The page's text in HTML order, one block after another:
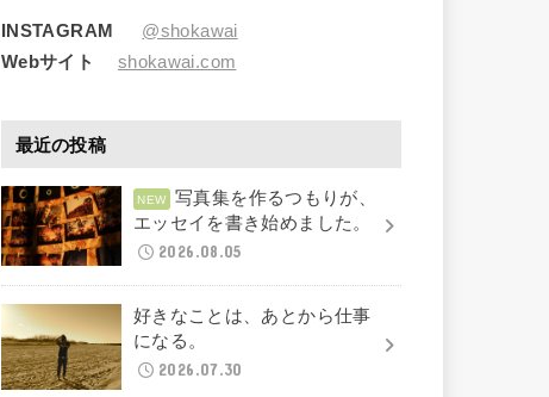
INSTAGRAM
@shokawai
Webサイト
shokawai.com
最近の投稿
写真集を作るつもりが、
エッセイを書き始めました。
2026.08.05
好きなことは、あとから仕事
になる。
2026.07.30